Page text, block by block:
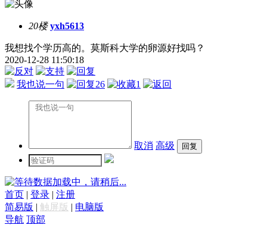
20楼 yxh5613
我想找个学历高的。莫斯科大学的卵源好找吗？
2020-12-28 11:50:18
我也说一句 26 1
取消 高级
数据加载中，请稍后...
首页 | 登录 | 注册
简易版 | 触屏版 | 电脑版
导航 顶部